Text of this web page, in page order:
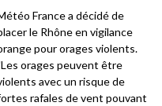
France a décidé de
le Rhône en vigilance
pour orages violents.
orages peuvent être
avec un risque de
rafales de vent pouvant